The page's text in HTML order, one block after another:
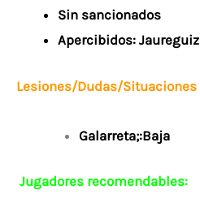
Sin sancionados
Apercibidos:
Lesiones/Dudas/
Galarreta;:Baja
Jugadores recomendables: